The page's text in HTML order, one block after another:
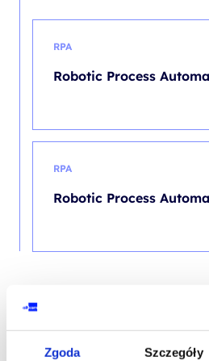
Zgoda Szczegóły
RPA
Robotic Process
RPA
Robotic Process